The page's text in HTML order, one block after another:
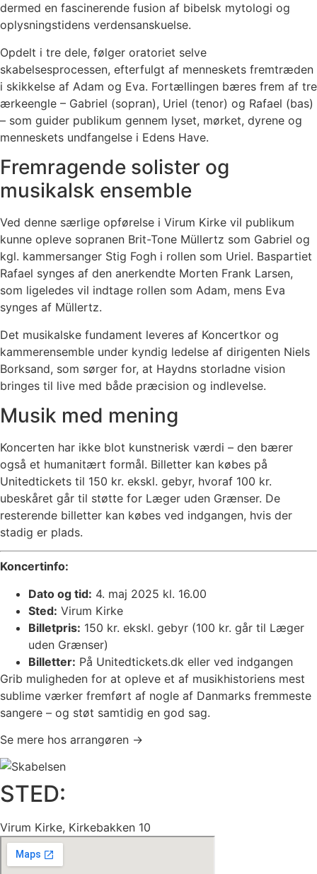
dermed en fascinerende fusion af bibelsk mytologi og
oplysningstidens verdensanskuelse.
Opdelt i tre dele, følger oratoriet selve
skabelsesprocessen, efterfulgt af menneskets fremtræden
i skikkelse af Adam og Eva. Fortællingen bæres frem af tre
ærkeengle – Gabriel (sopran), Uriel (tenor) og Rafael (bas)
– som guider publikum gennem lyset, mørket, dyrene og
menneskets undfangelse i Edens Have.
Fremragende solister og
musikalsk ensemble
Ved denne særlige opførelse i Virum Kirke vil publikum
kunne opleve sopranen Brit-Tone Müllertz som Gabriel og
kgl. kammersanger Stig Fogh i rollen som Uriel. Baspartiet
Rafael synges af den anerkendte Morten Frank Larsen,
som ligeledes vil indtage rollen som Adam, mens Eva
synges af Müllertz.
Det musikalske fundament leveres af Koncertkor og
kammerensemble under kyndig ledelse af dirigenten Niels
Borksand, som sørger for, at Haydns storladne vision
bringes til live med både præcision og indlevelse.
Musik med mening
Koncerten har ikke blot kunstnerisk værdi – den bærer
også et humanitært formål. Billetter kan købes på
Unitedtickets til 150 kr. ekskl. gebyr, hvoraf 100 kr.
ubeskåret går til støtte for Læger uden Grænser. De
resterende billetter kan købes ved indgangen, hvis der
stadig er plads.
Koncertinfo:
Dato og tid: 4. maj 2025 kl. 16.00
Sted: Virum Kirke
Billetpris: 150 kr. ekskl. gebyr (100 kr. går til Læger
uden Grænser)
Billetter: På Unitedtickets.dk eller ved indgangen
Grib muligheden for at opleve et af musikhistoriens mest
sublime værker fremført af nogle af Danmarks fremmeste
sangere – og støt samtidig en god sag.
Se mere hos arrangøren →
STED:
Virum Kirke, Kirkebakken 10